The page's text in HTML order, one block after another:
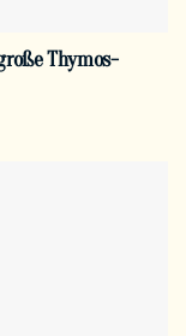
Thymos-